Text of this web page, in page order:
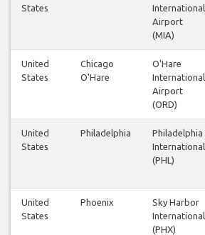
States
International
Airport
(MIA)
United
States
Chicago
O'Hare
O'Hare
International
Airport
(ORD)
United
States
Philadelphia
Philadelphia
International
(PHL)
United
States
Phoenix
Sky Harbor
International
(PHX)